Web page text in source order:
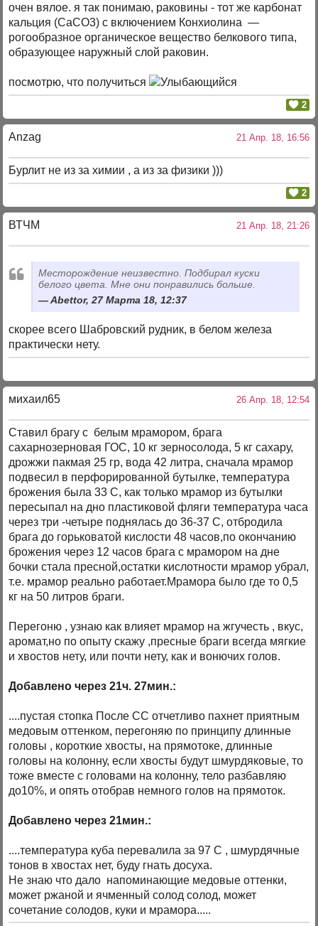
очен вялое. я так понимаю, раковины - тот же карбонат
кальция (СaCO3) c включением Конхиолина —
рогообразное органическое вещество белкового типа,
образующее наружный слой раковин.
посмотрю, что получиться
2
Anzag 21 Апр. 18, 16:56
Бурлит не из за химии , а из за физики )))
2
ВТЧМ 21 Апр. 18, 21:26
Месторождение неизвестно. Подбирал куски
белого цвета. Мне они понравились больше.
Abettor, 27 Марта 18, 12:37
скорее всего Шабровский рудник, в белом железа
практически нету.
михаил65 26 Апр. 18, 12:54
Ставил брагу с белым мрамором, брага
сахарнозерновая ГОС, 10 кг зерносолода, 5 кг сахару,
дрожжи пакмая 25 гр, вода 42 литра, сначала мрамор
подвесил в перфорированной бутылке, температура
брожения была 33 С, как только мрамор из бутылки
пересыпал на дно пластиковой фляги температура часа
через три -четыре поднялась до 36-37 С, отбродила
брага до горьковатой кислости 48 часов,по окончанию
брожения через 12 часов брага с мрамором на дне
бочки стала пресной,остатки кислотности мрамор убрал,
т.е. мрамор реально работает.Мрамора было где то 0,5
кг на 50 литров браги.
Перегоню , узнаю как влияет мрамор на жгучесть , вкус,
аромат,но по опыту скажу ,пресные браги всегда мягкие
и хвостов нету, или почти нету, как и вонючих голов.
Добавлено через 21ч. 27мин.:
....пустая стопка После СС отчетливо пахнет приятным
медовым оттенком, перегоняю по принципу длинные
головы , короткие хвосты, на прямотоке, длинные
головы на колонну, если хвосты будут шмурдяковые, то
тоже вместе с головами на колонну, тело разбавляю
до10%, и опять отобрав немного голов на прямоток.
Добавлено через 21мин.:
....температура куба перевалила за 97 С , шмурдячные
тонов в хвостах нет, буду гнать досуха.
Не знаю что дало напоминающие медовые оттенки,
может ржаной и ячменный солод солод, может
сочетание солодов, куки и мрамора.....